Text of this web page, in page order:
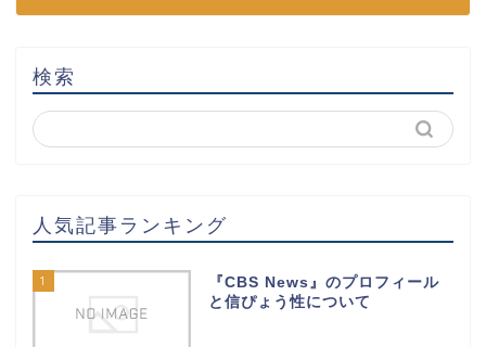
検索
人気記事ランキング
1
『CBS News』のプロフィール
と信ぴょう性について